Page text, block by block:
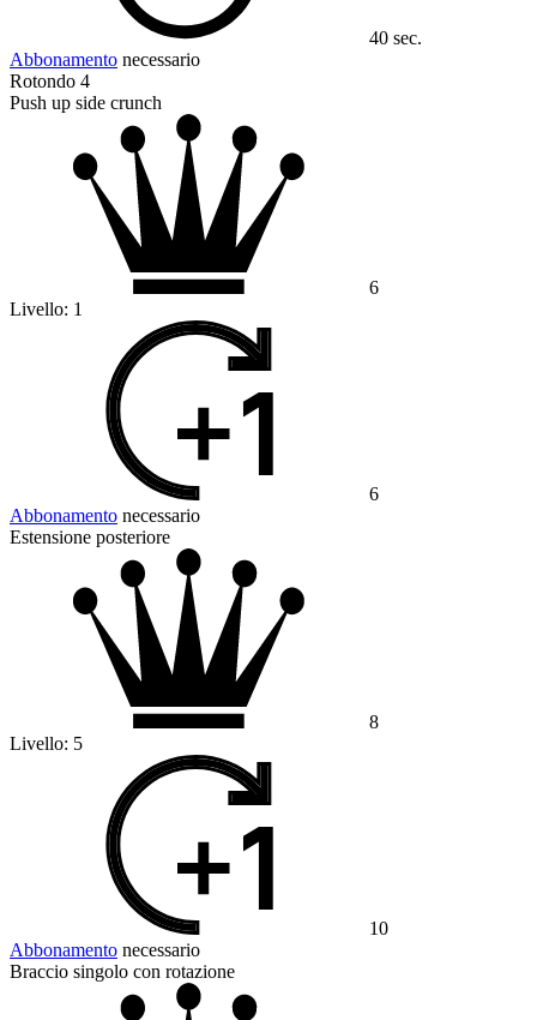
40 sec.
Abbonamento necessario
Rotondo 4
Push up side crunch
6
Livello: 1
6
Abbonamento necessario
Estensione posteriore
8
Livello: 5
10
Abbonamento necessario
Braccio singolo con rotazione